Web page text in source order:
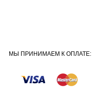
МЫ ПРИНИМАЕМ К ОПЛАТЕ: